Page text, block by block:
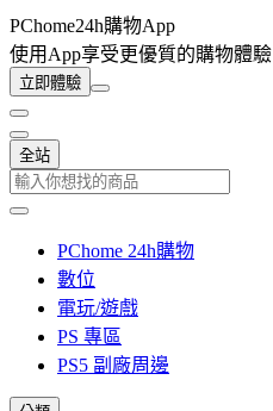
PChome24h購物App
使用App享受更優質的購物體驗
立即體驗
全站
PChome 24h購物
數位
電玩/遊戲
PS 專區
PS5 副廠周邊